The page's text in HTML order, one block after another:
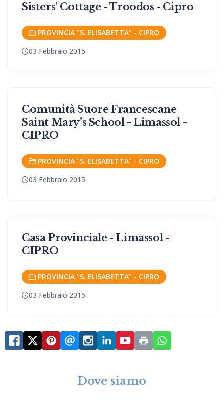
Sisters’ Cottage - Troodos - Cipro
PROVINCIA "S. ELISABETTA" - CIPRO
03 Febbraio 2015
Comunità Suore Francescane
Saint Mary’s School - Limassol -
CIPRO
PROVINCIA "S. ELISABETTA" - CIPRO
03 Febbraio 2015
Casa Provinciale - Limassol -
CIPRO
PROVINCIA "S. ELISABETTA" - CIPRO
03 Febbraio 2015
Dove siamo